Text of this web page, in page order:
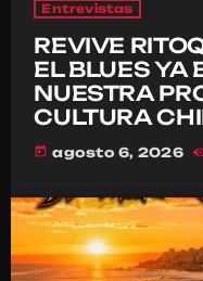
Entrevistas
REVIVE
EL BLUES YA
NUESTRA
CULTURA
today agosto 6, 2026